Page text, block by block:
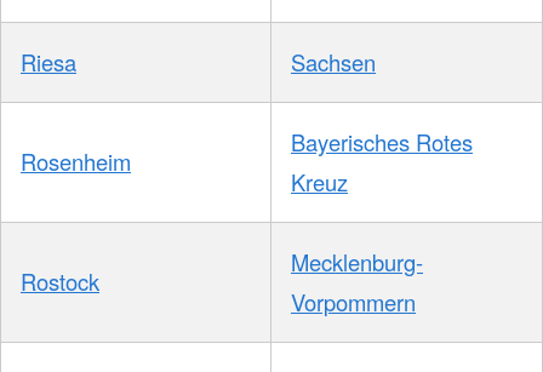
Riesa Sachsen
Rosenheim
Bayerisches Rotes
Kreuz
Rostock
Mecklenburg-
Vorpommern